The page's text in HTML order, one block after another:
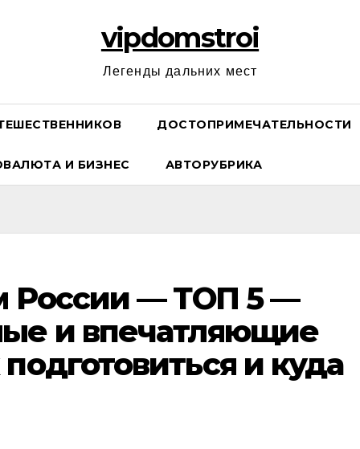
vipdomstroi
Легенды дальних мест
ДОСТОПРИМЕЧАТЕЛЬНОСТИ
И БИЗНЕС АВТОРУБРИКА
России — ТОП 5 —
и впечатляющие
и куда